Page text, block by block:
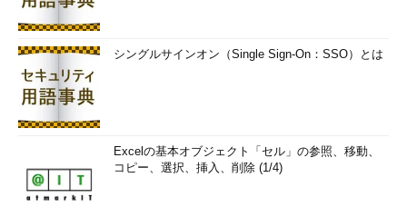
シングルサインオン（Single Sign-On：SSO）とは
Excelの基本オブジェクト「セル」の参照、移動、
コピー、選択、挿入、削除 (1/4)